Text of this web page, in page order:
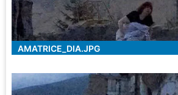
AMATRICE_DIA.JPG